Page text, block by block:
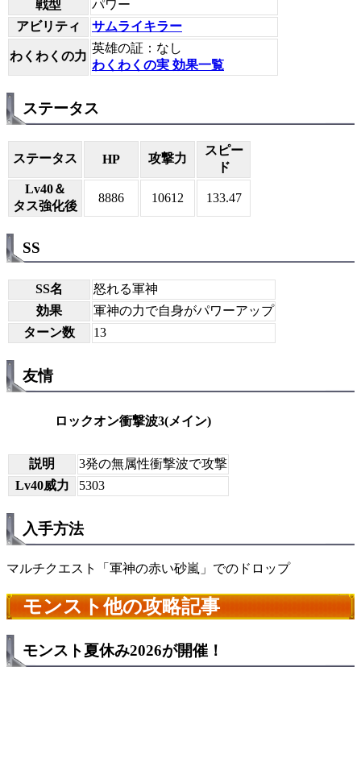
戦型
パワー
アビリティ
サムライキラー
わくわくの力
英雄の証：なし
わくわくの実 効果一覧
ステータス
ステータス HP 攻撃力
スピー
ド
Lv40＆
タス強化後
8886 10612 133.47
SS
SS名
怒れる軍神
効果
軍神の力で自身がパワーアップ
ターン数
13
友情
ロックオン衝撃波3(メイン)
説明
3発の無属性衝撃波で攻撃
Lv40威力
5303
入手方法
マルチクエスト「軍神の赤い砂嵐」でのドロップ
モンスト他の攻略記事
モンスト夏休み2026が開催！